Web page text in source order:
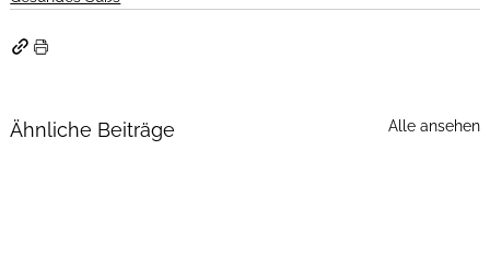
Ähnliche Beiträge Alle ansehen